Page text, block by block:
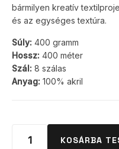
bármilyen kreatív
és az egységes textúra.
Súly: 400 gramm
Hossz: 400 méter
Szál: 8 szálas
Anyag: 100% akril
KOSÁRBA